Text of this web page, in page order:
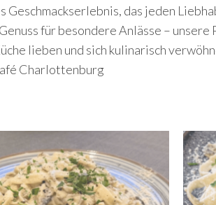
das jeden
für besondere Anlässe – unsere
lieben und sich kulinarisch
Charlottenburg